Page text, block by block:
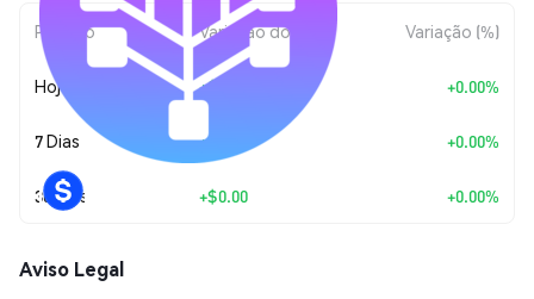
Período Variação do Valor Variação (%)
Hoje +$0.00 +0.00%
7 Dias +$0.00 +0.00%
30 Dias +$0.00 +0.00%
Aviso Legal